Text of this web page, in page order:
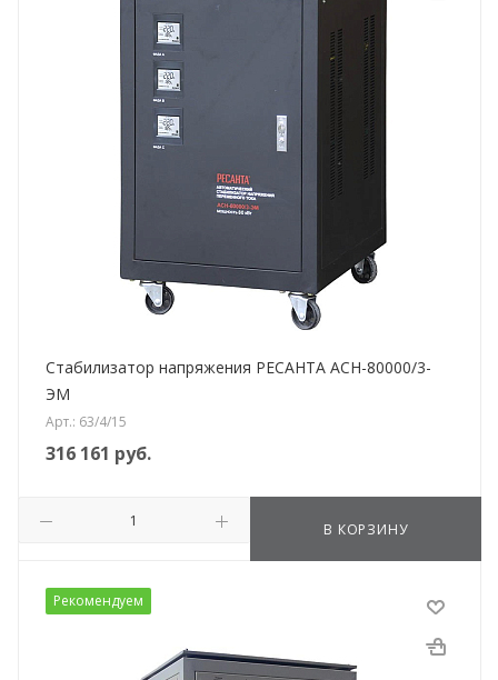
Стабилизатор напряжения РЕСАНТА АСН-80000/3-
ЭМ
Арт.: 63/4/15
316 161 руб.
В КОРЗИНУ
Рекомендуем